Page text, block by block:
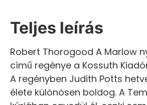
Teljes leírás
Robert Thorogood A Marlow
című regénye a Kossuth
A regényben Judith Potts
élete különösen boldog. A